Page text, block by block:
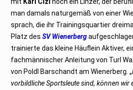
man damals naturgemäß von einer
sprach, die ihr Trainingsquartier
Platz desSV Wienerberg
trainierte das kleine Häuflein Aktiver,
fachmännischer Anleitung von Turl
von Poldl Barschandt am Wienerberg. „
vorbildliche Sportsleute sind, können wir